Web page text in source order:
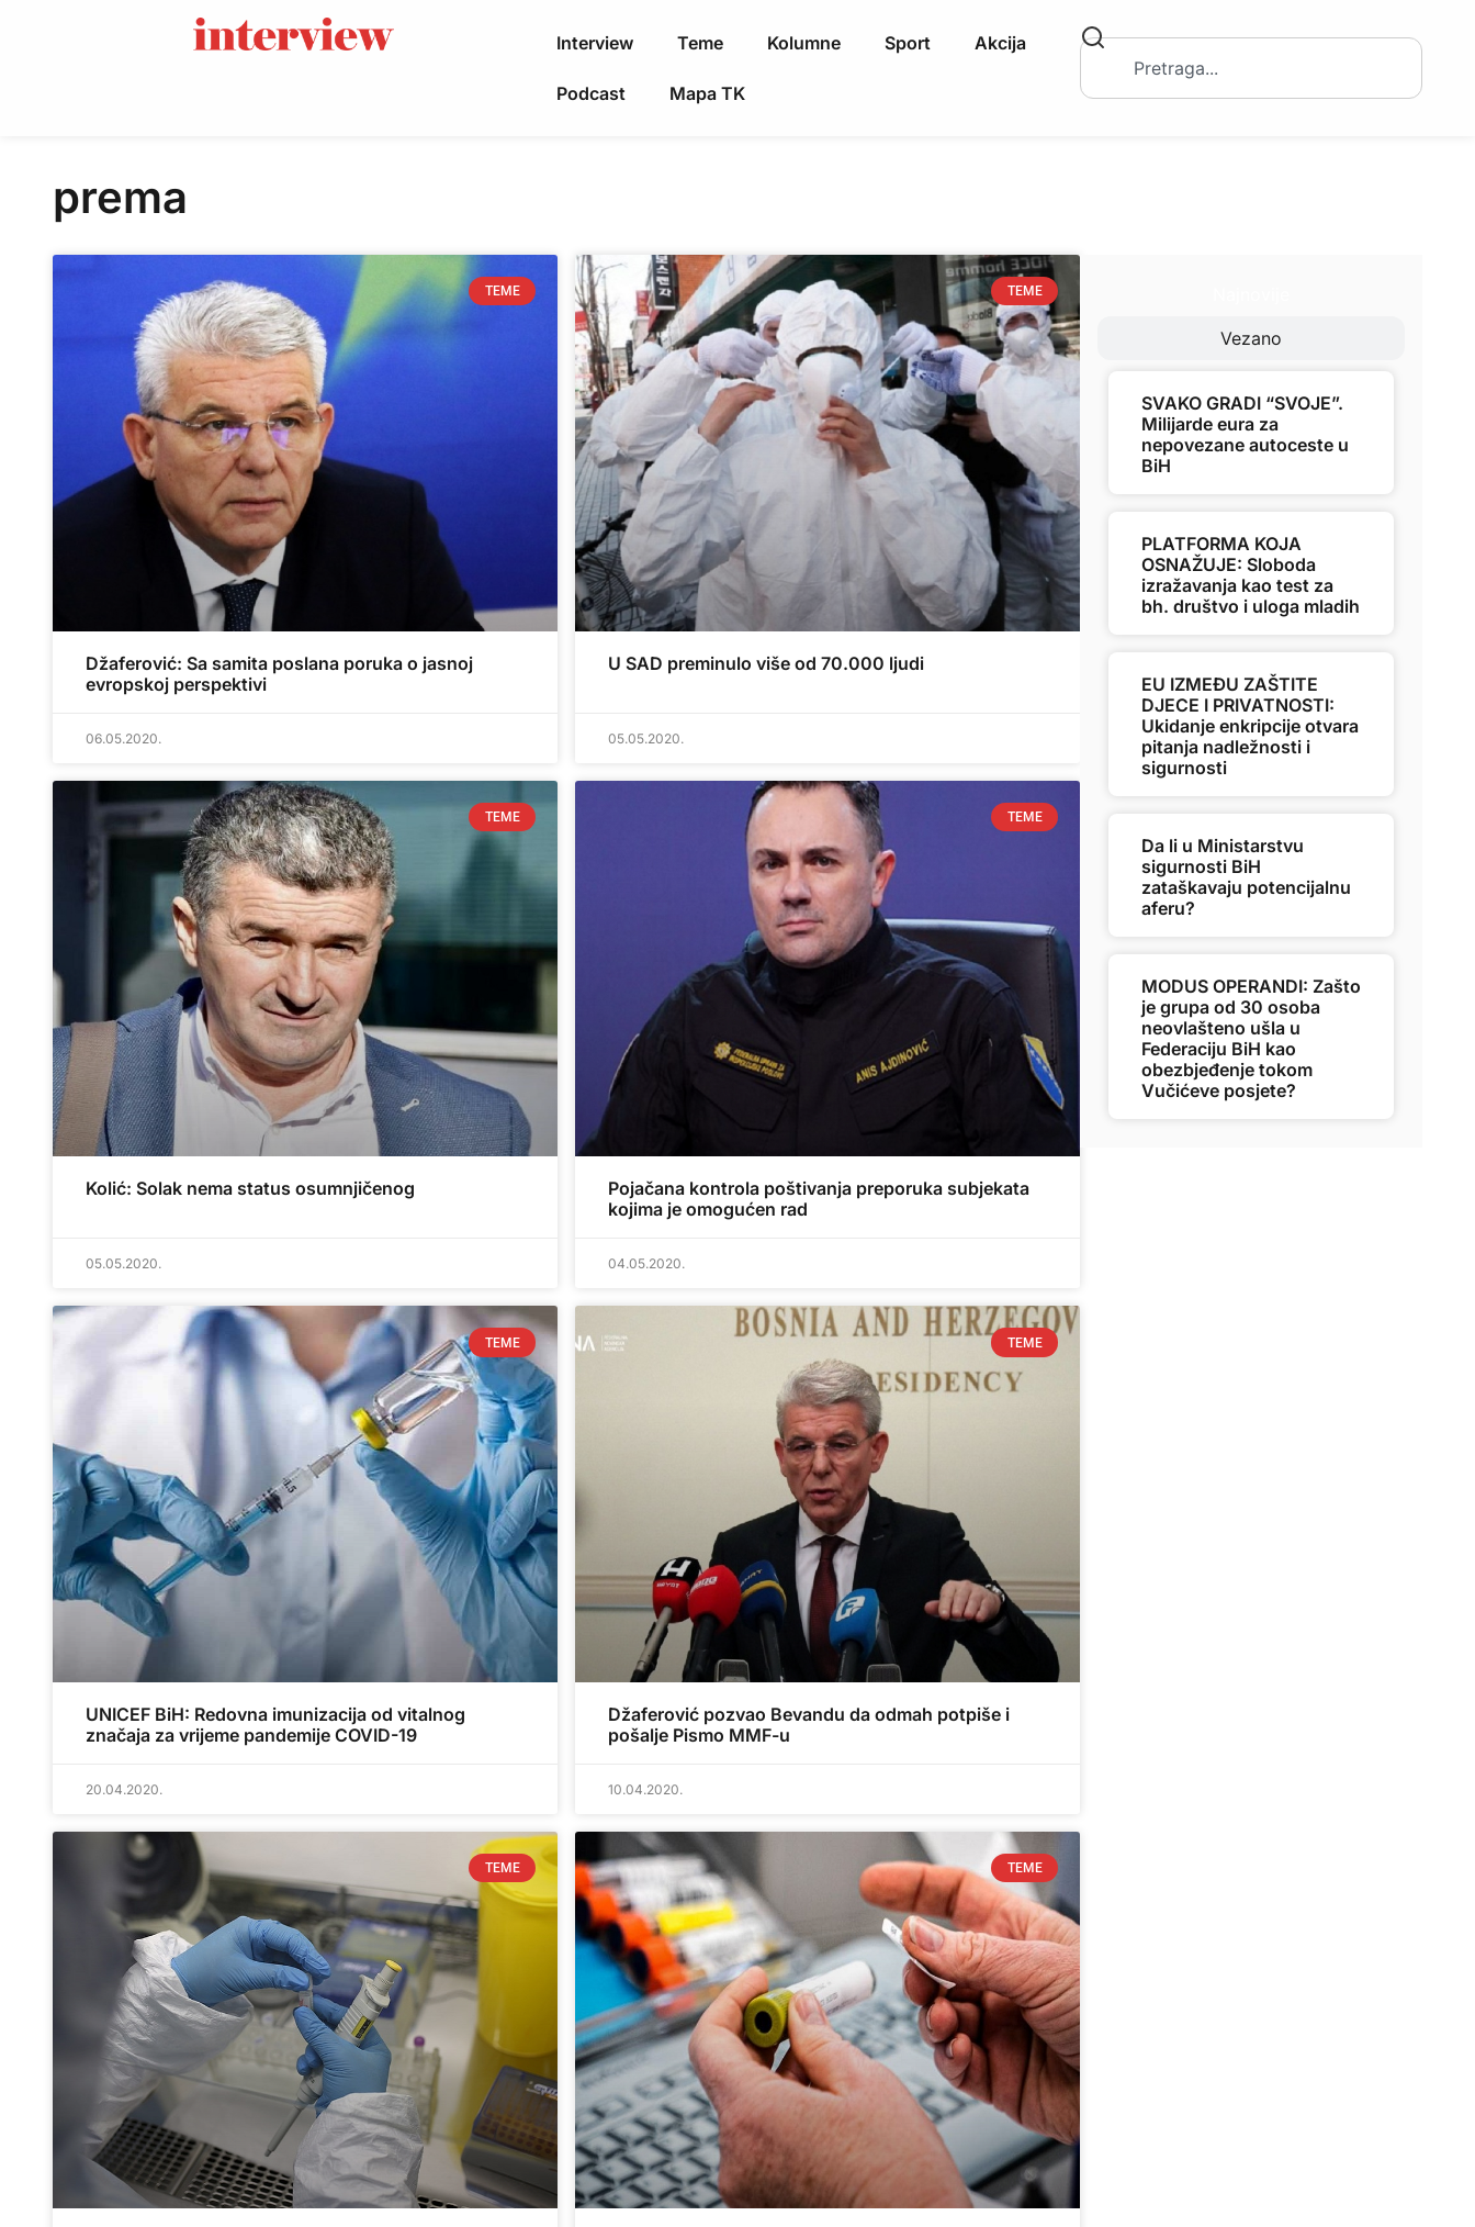
Interview Teme Kolumne Sport Akcija
Podcast Mapa TK
prema
TEME
Džaferović: Sa samita poslana poruka o jasnoj
evropskoj perspektivi
06.05.2020.
TEME
U SAD preminulo više od 70.000 ljudi
05.05.2020.
TEME
Kolić: Solak nema status osumnjičenog
05.05.2020.
TEME
Pojačana kontrola poštivanja preporuka subjekata
kojima je omogućen rad
04.05.2020.
TEME
UNICEF BiH: Redovna imunizacija od vitalnog
značaja za vrijeme pandemije COVID-19
20.04.2020.
TEME
Džaferović pozvao Bevandu da odmah potpiše i
pošalje Pismo MMF-u
10.04.2020.
TEME TEME
Vezano
SVAKO GRADI “SVOJE”.
Milijarde eura za
nepovezane autoceste u
BiH
PLATFORMA KOJA
OSNAŽUJE: Sloboda
izražavanja kao test za
bh. društvo i uloga mladih
EU IZMEĐU ZAŠTITE
DJECE I PRIVATNOSTI:
Ukidanje enkripcije otvara
pitanja nadležnosti i
sigurnosti
Da li u Ministarstvu
sigurnosti BiH
zataškavaju potencijalnu
aferu?
MODUS OPERANDI: Zašto
je grupa od 30 osoba
neovlašteno ušla u
Federaciju BiH kao
obezbjeđenje tokom
Vučićeve posjete?